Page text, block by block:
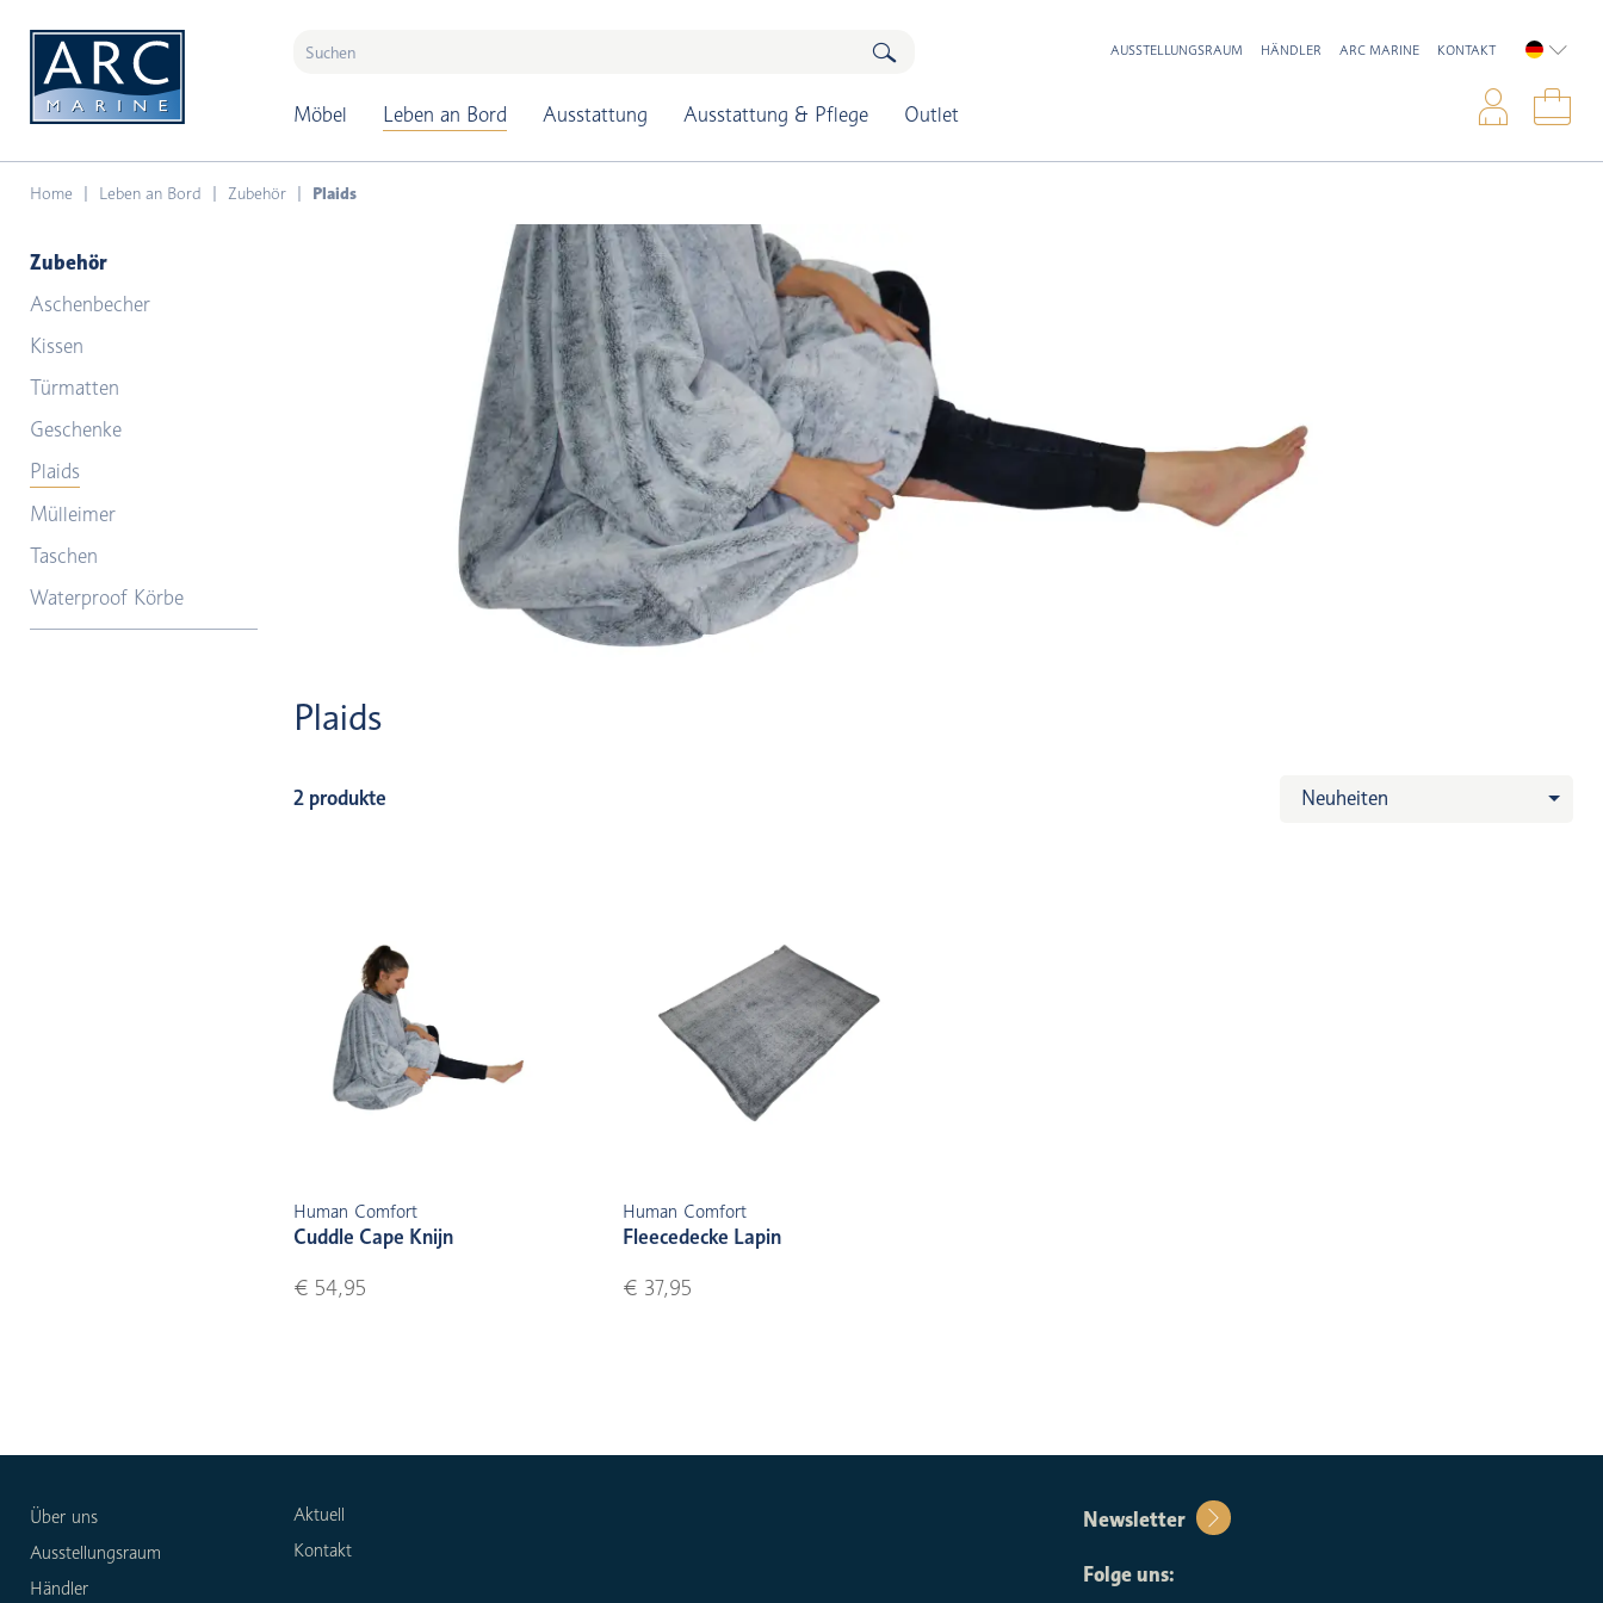
Möbel Leben an Bord Ausstattung Ausstattung & Pflege Outlet
AUSSTELLUNGSRAUM HÄNDLER ARC MARINE KONTAKT
Home Leben an Bord Zubehör Plaids
Zubehör
Aschenbecher
Kissen
Türmatten
Geschenke
Plaids
Mülleimer
Taschen
Waterproof Körbe
Plaids
2 produkte Neuheiten
Human Comfort
Cuddle Cape Knijn
€ 54,95
Human Comfort
Fleecedecke Lapin
€ 37,95
Über uns
Ausstellungsraum
Händler
Aktuell
Kontakt
Newsletter
Folge uns: